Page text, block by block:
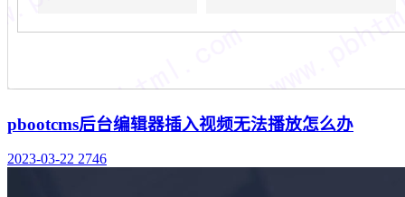
pbootcms后台编辑器插入视频无法播放怎么办
2023-03-22 2746